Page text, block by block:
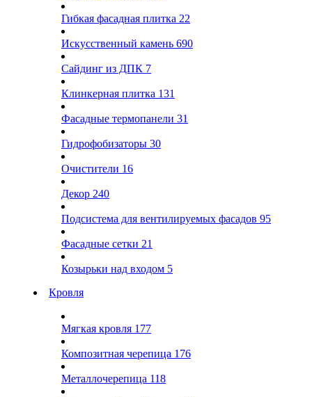
Гибкая фасадная плитка 22
Искусственный камень 690
Сайдинг из ДПК 7
Клинкерная плитка 131
Фасадные термопанели 31
Гидрофобизаторы 30
Очистители 16
Декор 240
Подсистема для вентилируемых фасадов 95
Фасадные сетки 21
Козырьки над входом 5
Кровля
Мягкая кровля 177
Композитная черепица 176
Металлочерепица 118